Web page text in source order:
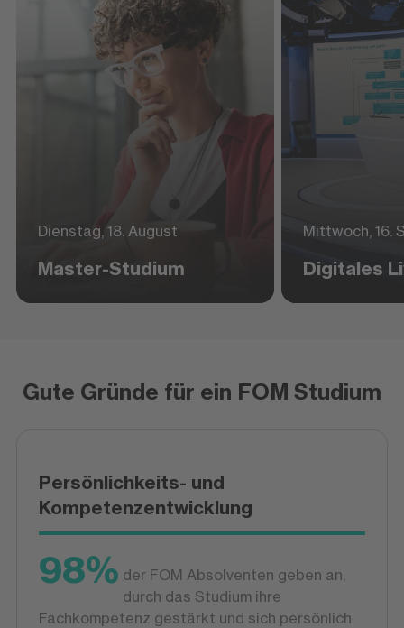
Dienstag, 18. August
Master-Studium
Mittwoch, 16.
Digitales
Gute Gründe für ein FOM Studium
Persönlichkeits- und
Kompetenzentwicklung
98% der FOM Absolventen geben an,
durch das Studium ihre
Fachkompetenz gestärkt und sich persönlich